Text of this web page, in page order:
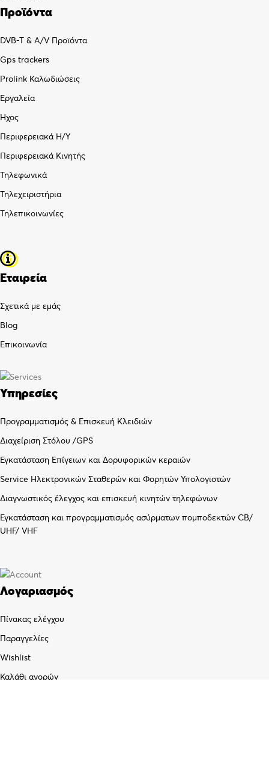
Προϊόντα
DVB-T & A/V Προϊόντα
Gps trackers
Prolink Καλωδιώσεις
Εργαλεία
Ήχος
Περιφερειακά Η/Υ
Περιφερειακά Κινητής
Τηλεφωνικά
Τηλεχειριστήρια
Τηλεπικοινωνίες
Εταιρεία
Σχετικά με εμάς
Blog
Επικοινωνία
Υπηρεσίες
Προγραμματισμός & Επισκευή Κλειδιών
Διαχείριση Στόλου /GPS
Εγκατάσταση Επίγειων και Δορυφορικών κεραιών
Service Ηλεκτρονικών Σταθερών και Φορητών Υπολογιστών
Διαγνωστικός έλεγχος και επισκευή κινητών τηλεφώνων
Εγκατάσταση και προγραμματισμός ασύρματων πομποδεκτών CB/
UHF/ VHF
Λογαριασμός
Πίνακας ελέγχου
Παραγγελίες
Wishlist
Καλάθι αγορών